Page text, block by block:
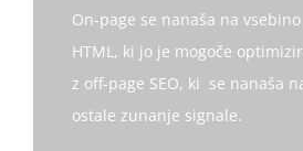
On-page se nanaša na
HTML, ki jo je mogoče
z off-page SEO, ki se nanaša
ostale zunanje signale.